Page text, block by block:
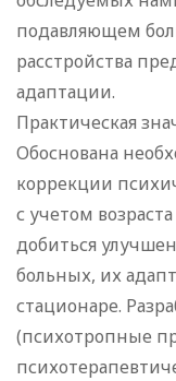
подавляющем
расстройства
адаптации.
Практическая
Обоснована
коррекции
с учетом
добиться
больных, их
стационаре.
(психотропные